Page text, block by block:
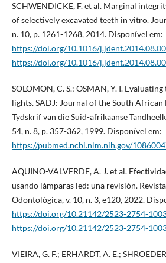
SCHWENDICKE, F. et al. Marginal
of selectively excavated teeth in vitro.
n. 10, p. 1261-1268, 2014. Disponível em:
https://doi.org/10.1016/
https://doi.org/10.1016/
SOLOMON, C. S.; OSMAN, Y. I.
lights. SADJ: Journal of the South
Tydskrif van die Suid-afrikaanse
54, n. 8, p. 357-362, 1999. Disponível em:
https://pubmed.ncbi.nlm.nih.gov/
AQUINO-VALVERDE, A. J. et al.
usando lámparas led: una revisión.
Odontológica, v. 10, n. 3, e120, 2022.
https://doi.org/10.21142/2523-2754-
https://doi.org/10.21142/2523-2754-
VIEIRA, G. F.; ERHARDT, A. E.;